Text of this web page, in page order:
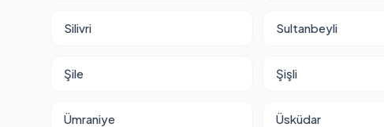
Silivri Sultanbeyli
Şile Şişli
Ümraniye Üsküdar